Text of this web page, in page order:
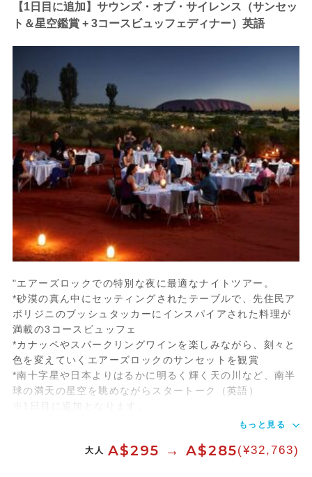
【1日目に追加】サウンズ・オブ・サイレンス（サンセッ
ト＆星空鑑賞 + 3コースビュッフェディナー）英語
"エアーズロックでの特別な夜に最適なナイトツアー。
*砂漠の真ん中にセッティングされたテーブルで、先住民ア
ボリジニのブッシュタッカーにインスパイアされた料理が
満載の3コースビュッフェ
*カナッペやスパークリングワインを楽しみながら、刻々と
色を変えていくエアーズロックのサンセットを観賞
*南十字星や日本よりはるかに明るく輝く天の川など、南半
球の満天の星空を眺めながらスタートーク（英語）
※1日目に追加となります。
もっと見る
大人 A$295 → A$285(¥32,763)